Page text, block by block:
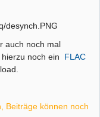
auch noch mal
noch ein FLAC
Beiträge können noch